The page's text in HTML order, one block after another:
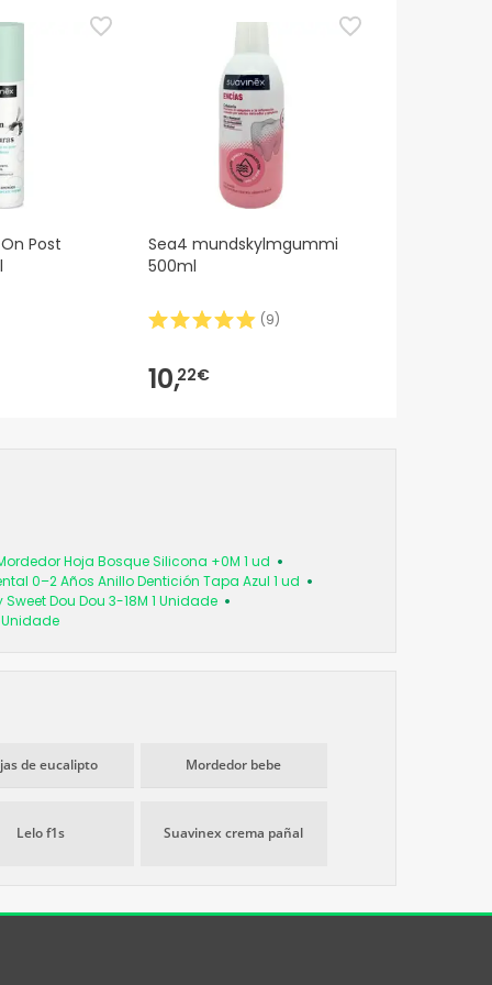
Post
Sea4 mundskylmgummi
500ml
(9)
10,22€
Hoja Bosque Silicona +0M 1 ud
0–2 Años Anillo Dentición Tapa Azul 1 ud
Dou Dou 3-18M 1 Unidade
Unidade
de eucalipto Mordedor bebe
Lelo f1s Suavinex crema pañal